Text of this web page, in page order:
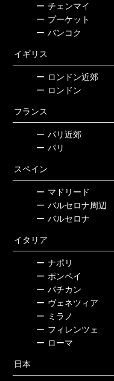
ー チェンマイ
ー プーケット
ー バンコク
イギリス
ー ロンドン近郊
ー ロンドン
フランス
ー パリ近郊
ー パリ
スペイン
ー マドリード
ー バルセロナ周辺
ー バルセロナ
イタリア
ー ナポリ
ー ポンペイ
ー バチカン
ー ヴェネツィア
ー ミラノ
ー フィレンツェ
ー ローマ
日本